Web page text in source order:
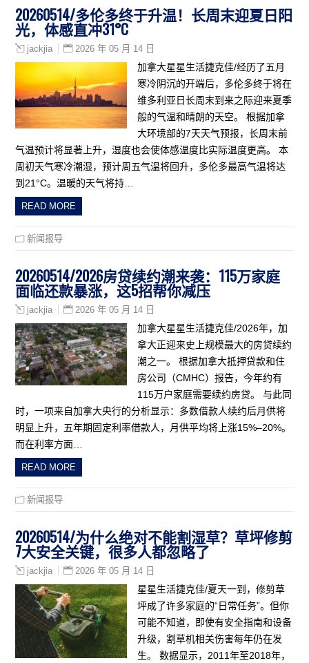
20260514/多伦多终于升温！长周末迎夏日阳
光，体感直冲31°C
jackjia 2026 年 05 月 14 日
加拿大星星生活捷克佳/经历了五月
寒冷阴沉的开端后，多伦多终于将在
维多利亚日长周末到来之际迎来夏季
般的气温和晴朗的天空。 根据加拿
大环境部的7天天气预报，长周末前
气温预计将显著上升，湿度也会使体感温度比实际温度更高。 本
周初天气寒冷潮湿，预计周五气温将回升，多伦多最高气温将达
到21°C。温暖的天气将持…
READ MORE
新闻报导
20260514/2026房贷续约潮来袭：115万家庭
面临还款暴涨，这5招帮你减压
jackjia 2026 年 05 月 14 日
加拿大星星生活捷克佳/2026年，加
拿大正迎来史上规模最大的房贷续约
潮之一。 根据加拿大抵押贷款和住
房公司（CMHC）报告，今年约有
115万户家庭需要续约房贷。 与此同
时，一项来自加拿大央行的分析显示：多数借款人续约后月供将
明显上升，五年期固定利率借款人，月供平均将上涨15%–20%。
而在利率方面…
READ MORE
新闻报导
20260514/为什么绝对不能割湿草？草坪修剪
7大安全关键，很多人都忽略了
jackjia 2026 年 05 月 14 日
星星生活捷克佳/夏天一到，修剪草
坪成了许多家庭的“日常任务”。但你
可能不知道，即使有安全指南和设备
升级，割草机相关伤害每年仍在发
生。 数据显示，2011年至2018年，